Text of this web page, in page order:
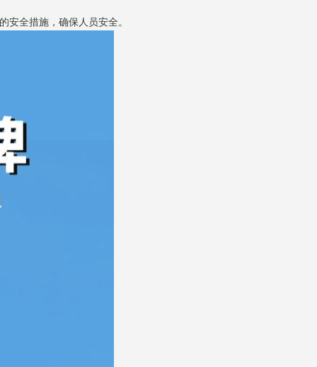
安全措施，确保人员安全。